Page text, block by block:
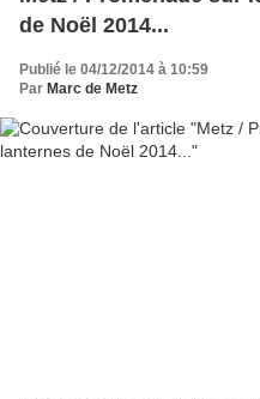
de Noël 2014...
Publié le 04/12/2014 à 10:59
Par Marc de Metz